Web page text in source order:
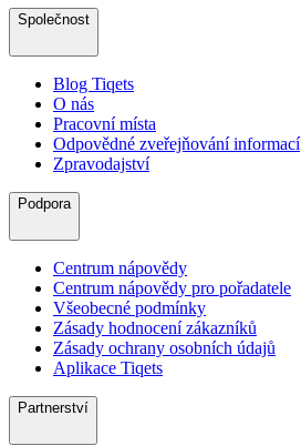
Společnost
Blog Tiqets
O nás
Pracovní místa
Odpovědné zveřejňování informací
Zpravodajství
Podpora
Centrum nápovědy
Centrum nápovědy pro pořadatele
Všeobecné podmínky
Zásady hodnocení zákazníků
Zásady ochrany osobních údajů
Aplikace Tiqets
Partnerství